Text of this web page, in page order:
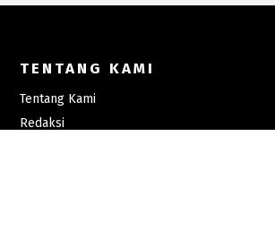
TENTANG KAMI
Tentang Kami
Redaksi